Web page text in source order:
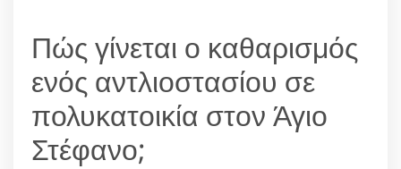
Πώς γίνεται ο καθαρισμός
ενός αντλιοστασίου σε
πολυκατοικία στον Άγιο
Στέφανο;